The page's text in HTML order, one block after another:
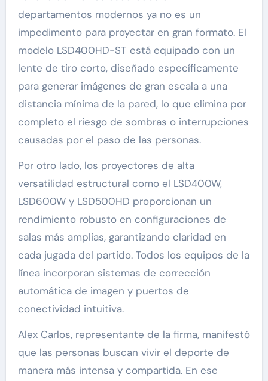
departamentos modernos ya no es un
impedimento para proyectar en gran formato. El
modelo LSD400HD-ST está equipado con un
lente de tiro corto, diseñado específicamente
para generar imágenes de gran escala a una
distancia mínima de la pared, lo que elimina por
completo el riesgo de sombras o interrupciones
causadas por el paso de las personas.
Por otro lado, los proyectores de alta
versatilidad estructural como el LSD400W,
LSD600W y LSD500HD proporcionan un
rendimiento robusto en configuraciones de
salas más amplias, garantizando claridad en
cada jugada del partido. Todos los equipos de la
línea incorporan sistemas de corrección
automática de imagen y puertos de
conectividad intuitiva.
Alex Carlos, representante de la firma, manifestó
que las personas buscan vivir el deporte de
manera más intensa y compartida. En ese